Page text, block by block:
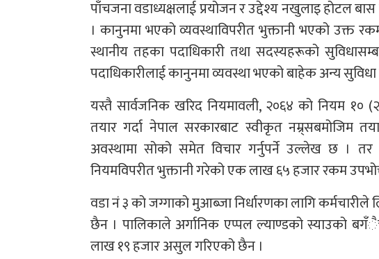
पाँचजना वडाध्यक्षलाई प्रयोजन र उद्देश्य नखुलाइ होटल
। कानुनमा भएको व्यवस्थाविपरीत भुक्तानी भएको उक्त
स्थानीय तहका पदाधिकारी तथा सदस्यहरूको
पदाधिकारीलाई कानुनमा व्यवस्था भएको बाहेक अन्य
यस्तै सार्वजनिक खरिद नियमावली, २०६४ को नियम १०
तयार गर्दा नेपाल सरकारबाट स्वीकृत नम्र्सबमोजिम
अवस्थामा सोको समेत विचार गर्नुपर्ने उल्लेख छ । तर
नियमविपरीत भुक्तानी गरेको एक लाख ६५ हजार रकम
वडा नं ३ को जग्गाको मुआब्जा निर्धारणका लागि
छैन । पालिकाले अर्गानिक एप्पल ल्याण्डको स्याउको
लाख १९ हजार असुल गरिएको छैन ।